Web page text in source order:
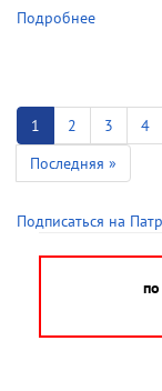
Подробнее
Нумерация
страниц
Текущая
страница
1 Страница
2 Страница
3 4
Последняя
страница
Последняя »
Подписаться на